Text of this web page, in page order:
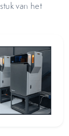
van het